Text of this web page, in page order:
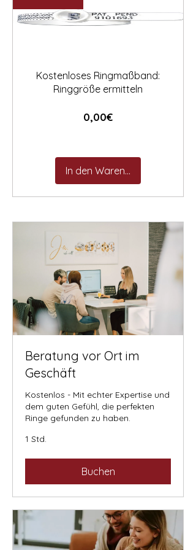
Kostenloses Ringmaßband:
Ringgröße ermitteln
0,00€Preis
In den Warenkorb
Beratung vor Ort im
Geschäft
Kostenlos - Mit echter Expertise und
dem guten Gefühl, die perfekten
Ringe gefunden zu haben.
1 Std.
Buchen